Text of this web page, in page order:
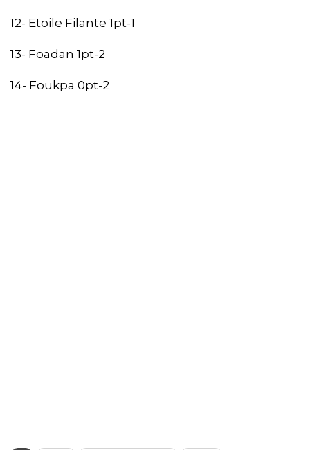
12- Etoile Filante 1pt-1
13- Foadan 1pt-2
14- Foukpa 0pt-2